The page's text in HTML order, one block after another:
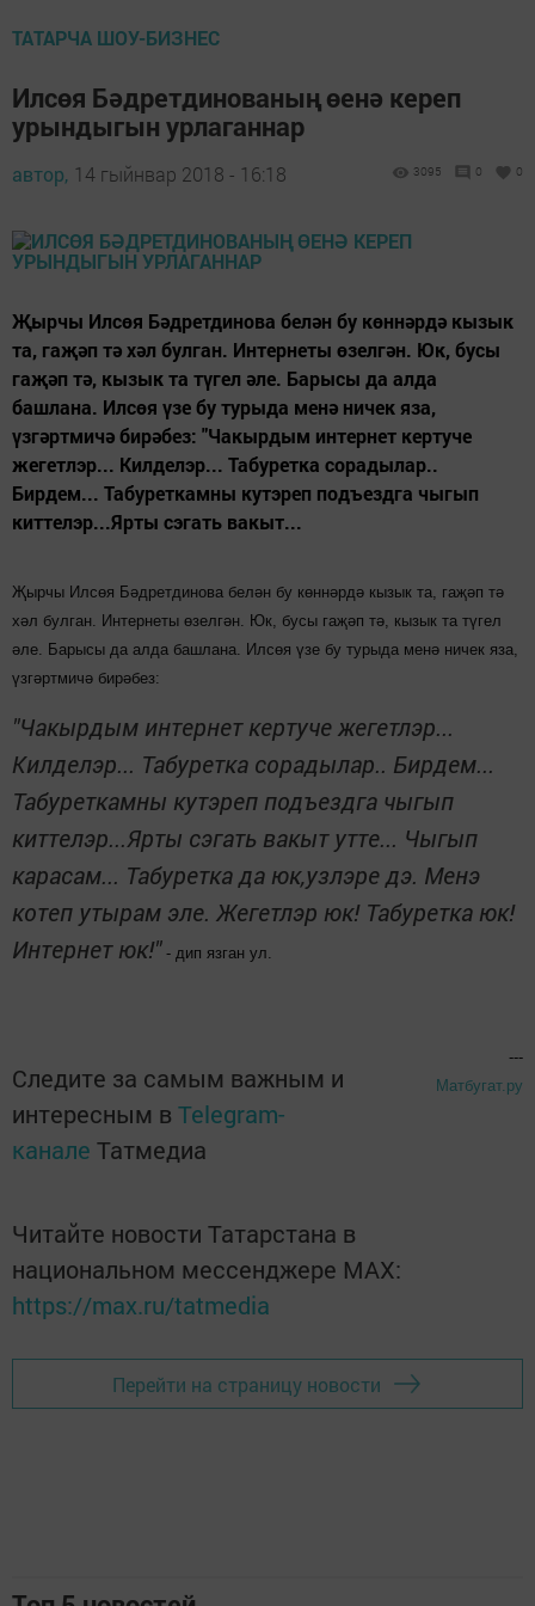
ТАТАРЧА ШОУ-БИЗНЕС
Илсөя Бәдретдинованың өенә кереп
урындыгын урлаганнар
автор, 14 гыйнвар 2018 - 16:18 3095 0 0
Җырчы Илсөя Бәдретдинова белән бу көннәрдә кызык
та, гаҗәп тә хәл булган. Интернеты өзелгән. Юк, бусы
гаҗәп тә, кызык та түгел әле. Барысы да алда
башлана. Илсөя үзе бу турыда менә ничек яза,
үзгәртмичә бирәбез: "Чакырдым интернет кертуче
жегетлэр... Килделэр... Табуретка сорадылар..
Бирдем... Табуреткамны кутэреп подъездга чыгып
киттелэр...Ярты сэгать вакыт...
Җырчы Илсөя Бәдретдинова белән бу көннәрдә кызык та, гаҗәп тә
хәл булган. Интернеты өзелгән. Юк, бусы гаҗәп тә, кызык та түгел
әле. Барысы да алда башлана. Илсөя үзе бу турыда менә ничек яза,
үзгәртмичә бирәбез:
"Чакырдым интернет кертуче жегетлэр...
Килделэр... Табуретка сорадылар.. Бирдем...
Табуреткамны кутэреп подъездга чыгып
киттелэр...Ярты сэгать вакыт утте... Чыгып
карасам... Табуретка да юк,узлэре дэ. Менэ
котеп утырам эле. Жегетлэр юк! Табуретка юк!
Интернет юк!" - дип язган ул.
---
Матбугат.ру
Следите за самым важным и
интересным в Telegram-
канале Татмедиа
Читайте новости Татарстана в
национальном мессенджере MАХ:
https://max.ru/tatmedia
Перейти на страницу новости